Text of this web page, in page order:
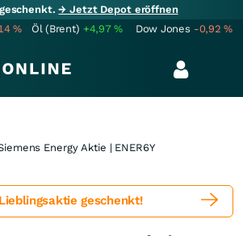
→ Jetzt Depot eröffnen
% Öl (Brent) +4,97% Dow Jones -0,92%
Energy Aktie | ENER6Y
geschenkt!